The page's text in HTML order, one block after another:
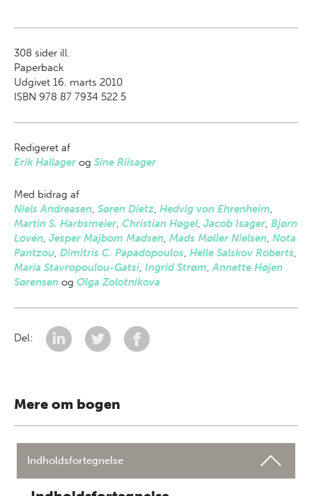
308 sider ill.
Paperback
Udgivet 16. marts 2010
ISBN 978 87 7934 522 5
Redigeret af
Erik Hallagerog Sine Riisager
Med bidrag af
Niels Andreasen, Søren Dietz, Hedvig von Ehrenheim,
Martin S. Harbsmeier, Christian Høgel, Jacob Isager, Bjørn
Lovén, Jesper Majbom Madsen, Mads Møller Nielsen, Nota
Pantzou, Dimitris C. Papadopoulos, Helle Salskov Roberts,
Maria Stavropoulou-Gatsi, Ingrid Strøm,Annette Højen
Sørensen og Olga Zolotnikova
Del:
Mere om bogen
Indholdsfortegnelse